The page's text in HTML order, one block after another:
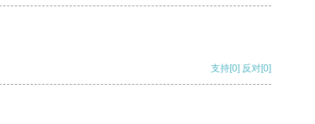
支持[0] 反对[0]